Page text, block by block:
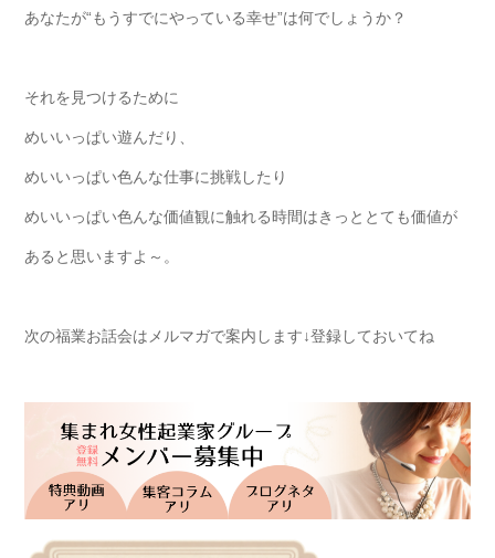
あなたが“もうすでにやっている幸せ”は何でしょうか？
それを見つけるために
めいいっぱい遊んだり、
めいいっぱい色んな仕事に挑戦したり
めいいっぱい色んな価値観に触れる時間はきっととても価値が
あると思いますよ～。
次の福業お話会はメルマガで案内します↓登録しておいてね